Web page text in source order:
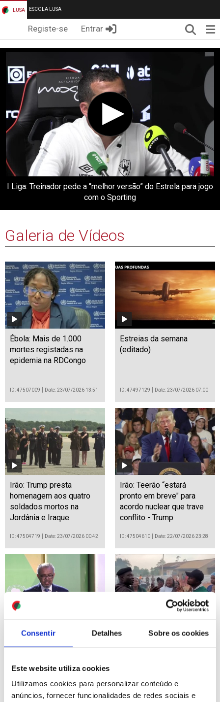
Consentir Detalhes Sobre os cookies
Este website utiliza cookies
Utilizamos cookies para personalizar conteúdo e
anúncios, fornecer funcionalidades de redes sociais e
LUSA ESCOLA LUSA
Registe-se Entrar
I Liga: Treinador pede a “melhor versão” do Estrela para jogo
com o Sporting
Galeria de Vídeos
Ébola: Mais de 1.000
mortes registadas na
epidemia na RDCongo
ID: 47507009 Date: 23/07/2026 13:51
Estreias da semana
(editado)
ID: 47497129 Date: 23/07/2026 07:00
Irão: Trump presta
homenagem aos quatro
soldados mortos na
Jordânia e Iraque
ID: 47504719 Date: 23/07/2026 00:42
Irão: Teerão “estará
pronto em breve" para
acordo nuclear que trave
conflito - Trump
ID: 47504610 Date: 22/07/2026 23:28
África tem de reforçar
financiamento - Líderes
ID: 47504576 Date: 22/07/2026 23:19
Ébola: Epidemia já matou
ID: 47503815 Date: 22/07/2026 19:32